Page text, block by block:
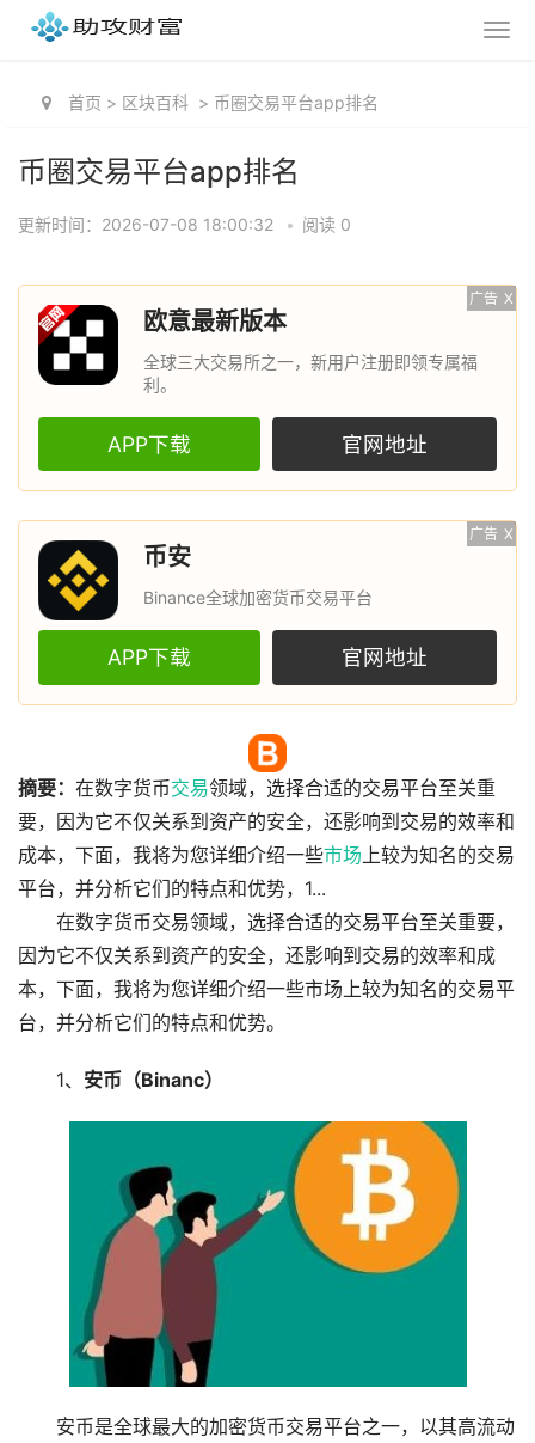
首页 > 区块百科 > 币圈交易平台app排名
币圈交易平台app排名
更新时间：2026-07-08 18:00:32 • 阅读 0
广告 X
欧意最新版本
全球三大交易所之一，新用户注册即领专属福
利。
APP下载 官网地址
广告 X
币安
Binance全球加密货币交易平台
APP下载 官网地址
摘要： 在数字货币交易领域，选择合适的交易平台至关重
要，因为它不仅关系到资产的安全，还影响到交易的效率和
成本，下面，我将为您详细介绍一些市场 上较为知名的交易
平台，并分析它们的特点和优势，1...
在数字货币交易领域，选择合适的交易平台至关重要，
因为它不仅关系到资产的安全，还影响到交易的效率和成
本，下面，我将为您详细介绍一些市场上较为知名的交易平
台，并分析它们的特点和优势。
1、 安币（Binanc）
安币是全球最大的加密货币交易平台之一，以其高流动